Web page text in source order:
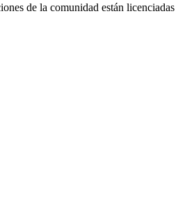
de la comunidad están licenciadas